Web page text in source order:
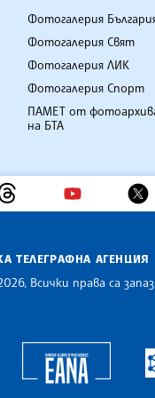
Фотогалерия
Фотогалерия Свят
Фотогалерия ЛИК
Фотогалерия Спорт
ПАМЕТ от
на БТА
ТЕЛЕГРАФНА АГЕНЦИЯ
Всички права са
Assocoation of the